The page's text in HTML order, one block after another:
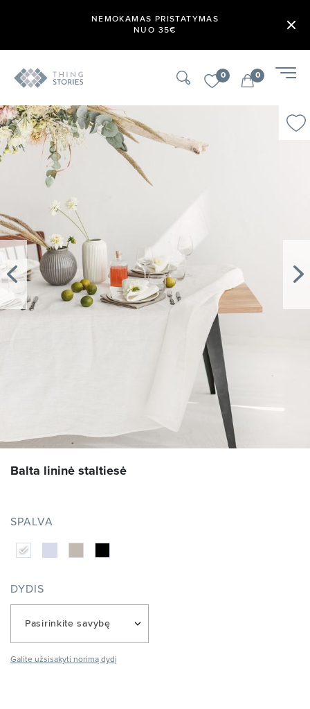
NEMOKAMAS PRISTATYMAS
NUO 35€
0 0
Balta lininė staltiesė
SPALVA
DYDIS
Pasirinkite savybę
Galite užsisakyti norimą dydį